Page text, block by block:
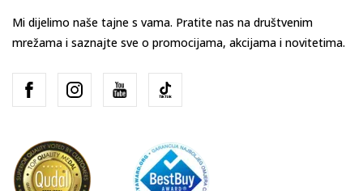
Mi dijelimo naše tajne s vama. Pratite nas na društvenim
mrežama i saznajte sve o promocijama, akcijama i novitetima.